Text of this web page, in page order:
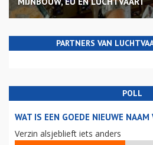
PARTNERS VAN
POLL
WAT IS EEN GOEDE NIEUWE
Verzin alsjeblieft iets anders